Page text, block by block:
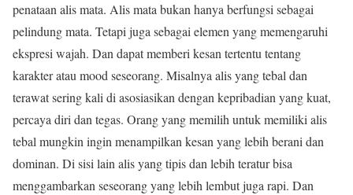
penataan alis mata. Alis mata bukan hanya berfungsi sebagai
pelindung mata. Tetapi juga sebagai elemen yang memengaruhi
ekspresi wajah. Dan dapat memberi kesan tertentu tentang
karakter atau mood seseorang. Misalnya alis yang tebal dan
terawat sering kali di asosiasikan dengan kepribadian yang kuat,
percaya diri dan tegas. Orang yang memilih untuk memiliki alis
tebal mungkin ingin menampilkan kesan yang lebih berani dan
dominan. Di sisi lain alis yang tipis dan lebih teratur bisa
menggambarkan seseorang yang lebih lembut juga rapi. Dan